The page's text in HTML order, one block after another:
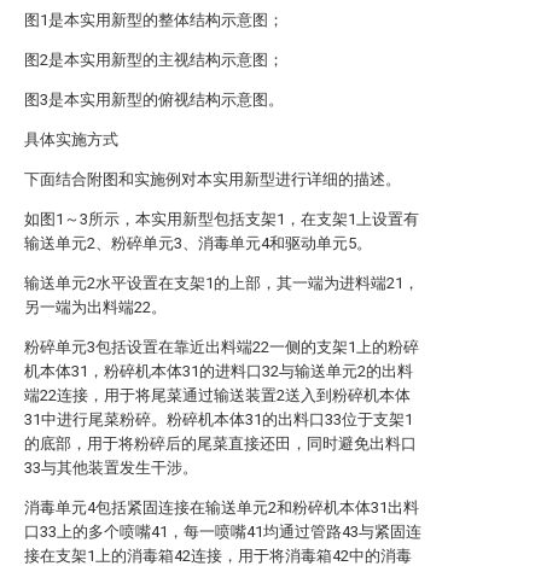
图1是本实用新型的整体结构示意图；
图2是本实用新型的主视结构示意图；
图3是本实用新型的俯视结构示意图。
具体实施方式
下面结合附图和实施例对本实用新型进行详细的描述。
如图1～3所示，本实用新型包括支架1，在支架1上设置有
输送单元2、粉碎单元3、消毒单元4和驱动单元5。
输送单元2水平设置在支架1的上部，其一端为进料端21，
另一端为出料端22。
粉碎单元3包括设置在靠近出料端22一侧的支架1上的粉碎
机本体31，粉碎机本体31的进料口32与输送单元2的出料
端22连接，用于将尾菜通过输送装置2送入到粉碎机本体
31中进行尾菜粉碎。粉碎机本体31的出料口33位于支架1
的底部，用于将粉碎后的尾菜直接还田，同时避免出料口
33与其他装置发生干涉。
消毒单元4包括紧固连接在输送单元2和粉碎机本体31出料
口33上的多个喷嘴41，每一喷嘴41均通过管路43与紧固连
接在支架1上的消毒箱42连接，用于将消毒箱42中的消毒